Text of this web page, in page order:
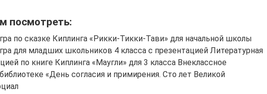
посмотреть:
по сказке Киплинга «Рикки-Тикки-Тави» для начальной школы
для младших школьников 4 класса с презентацией Литературная
по книге Киплинга «Маугли» для 3 класса Внеклассное
«День согласия и примирения. Сто лет Великой